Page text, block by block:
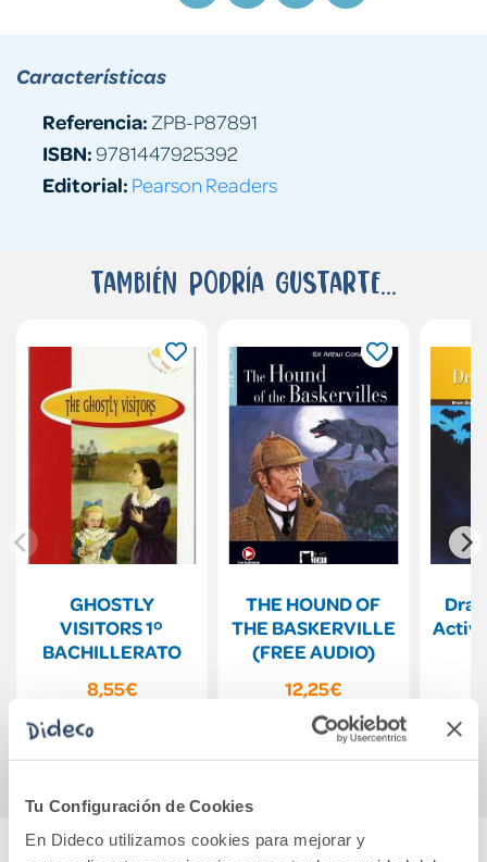
Tu Configuración de Cookies
En Dideco utilizamos cookies para mejorar y
Características
Referencia: ZPB-P87891
ISBN:9781447925392
Editorial: Pearson Readers
También podría gustarte...
GHOSTLY
VISITORS 1º
BACHILLERATO
8,55€
Comprar
THE HOUND OF
THE BASKERVILLE
(FREE AUDIO)
12,25€
Comprar